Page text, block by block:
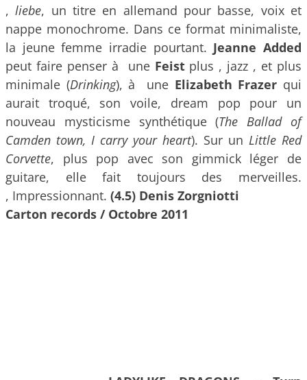
,liebe, un titre en allemand pour basse, voix et
nappe monochrome. Dans ce format minimaliste,
la jeune femme irradie pourtant. Jeanne Added
peut faire penser à une Feistplus , jazz , et plus
minimale (Drinking), à une Elizabeth Frazer qui
aurait troqué, son voile, dream pop pour un
nouveau mysticisme synthétique (The Ballad of
Camden town, I carry your heart). Sur un Little Red
Corvette, plus pop avec son gimmick léger de
guitare, elle fait toujours des merveilles.
, Impressionnant. (4.5) Denis Zorgniotti
Carton records / Octobre 2011